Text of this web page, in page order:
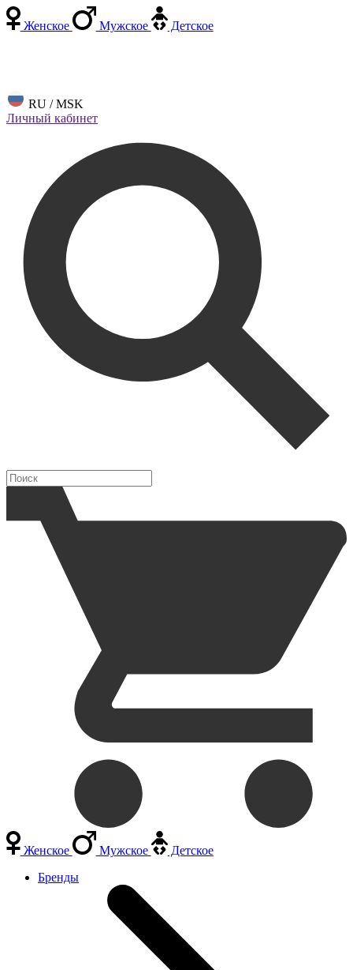
Женское Мужское Детское
RU / MSK
Личный кабинет
Женское Мужское
Детское
Бренды